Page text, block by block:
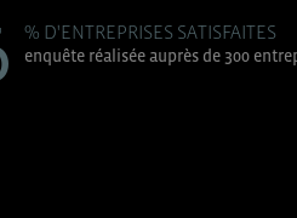
% D'ENTREPRISES SATISFAITES
enquête réalisée auprès de 300